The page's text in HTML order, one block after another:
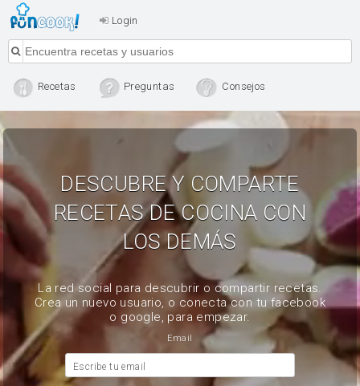
Login
Recetas Preguntas Consejos
DESCUBRE Y COMPARTE
RECETAS DE COCINA CON
LOS DEMÁS
La red social para descubrir o compartir recetas.
Crea un nuevo usuario, o conecta con tu facebook
o google, para empezar.
Email
Escribe tu email